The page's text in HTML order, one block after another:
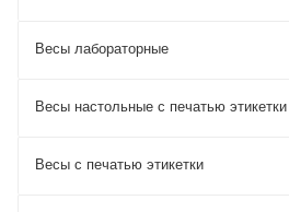
Весы лабораторные
Весы настольные с печатью этикетки
Весы с печатью этикетки